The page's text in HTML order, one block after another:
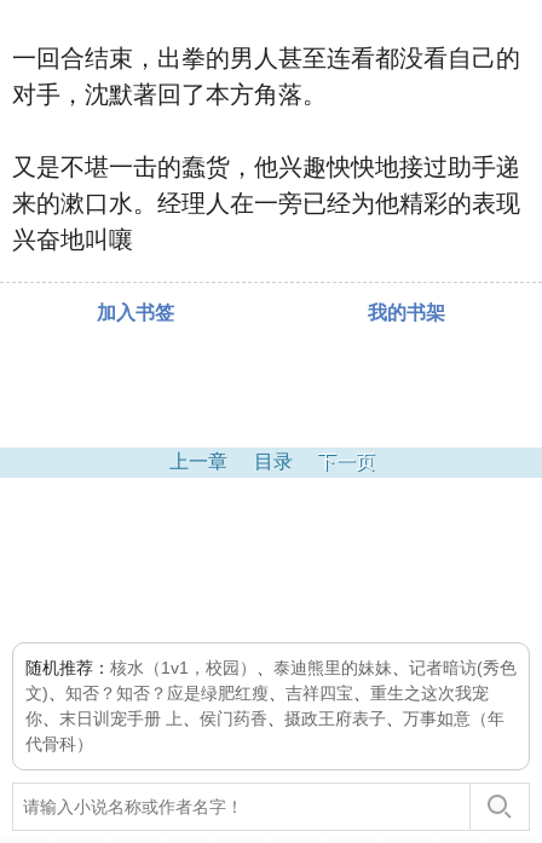
一回合结束，出拳的男人甚至连看都没看自己的
对手，沈默著回了本方角落。
又是不堪一击的蠢货，他兴趣怏怏地接过助手递
来的漱口水。经理人在一旁已经为他精彩的表现
兴奋地叫嚷
加入书签 我的书架
上一章 目录 下一页
随机推荐： 核水（1v1，校园） 泰迪熊里的妹妹
记者暗访(秀色
文)
知否？知否？应是绿肥红瘦 吉祥四宝
重生之这次我宠
你
末日训宠手册 上 侯门药香 摄政王府表子
万事如意（年
代骨科）